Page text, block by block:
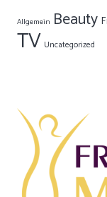
Allgemein Beauty
TV Uncategorized